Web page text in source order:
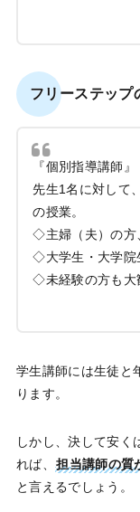
フリーステップ
『個別指導講師』
先生1名に対して
の授業。
◇主婦（夫）の方
◇大学生・大学院
◇未経験の方も大
学生講師には生徒と
ります。
しかし、決して安く
れば、 担当講師の質
と言えるでしょう。